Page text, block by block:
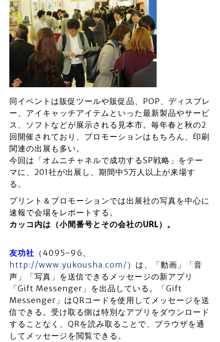
同イベントは販促ツールや販促品、POP、ディスプレ
ー、アイキャッチアイテムといった最新製品やサービ
ス、ソフトなどが展示される見本市。毎年春と秋の2
回開催されており、プロモーションはもちろん、印刷
関連の出展も多い。
今回は「オムニチャネルで成功するSP戦略」をテー
マに、201社が出展し、期間中5万人以上が来場す
る。
プリント＆プロモーションでは出展社の写真を中心に
速報で会場をレポートする。
カッコ内は（小間番号とその会社のURL）。
友功社 （4095-96、
http://www.yukousha.com/ ）は、「動画」「音
声」「写真」を送信できるメッセージの新アプリ
「Gift Messenger」を出品している。「Gift
Messenger」はQRコードを使用してメッセージを送
信できる。受け取る側は特別なアプリをダウンロード
することなく、QRを読み取ることで、ブラウザを通
してメッセージを閲覧できる。